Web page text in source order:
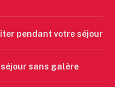
pendant votre séjour
sans galère